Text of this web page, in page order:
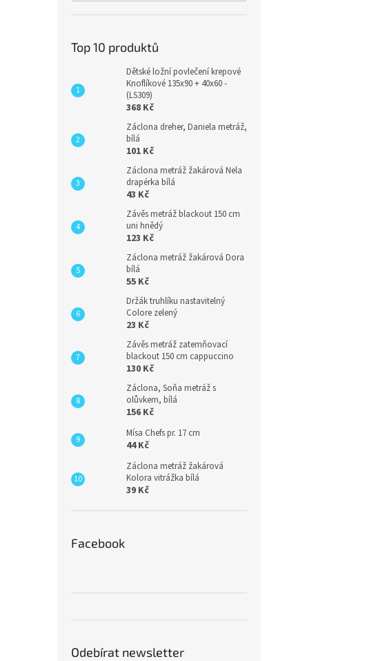
Top 10 produktů
Dětské ložní povlečení krepové
Knoflíkové 135x90 + 40x60 -
(LS309)
368 Kč
Záclona dreher, Daniela metráž,
bílá
101 Kč
Záclona metráž žakárová Nela
drapérka bílá
43 Kč
Závěs metráž blackout 150 cm
uni hnědý
123 Kč
Záclona metráž žakárová Dora
bílá
55 Kč
Držák truhlíku nastavitelný
Colore zelený
23 Kč
Závěs metráž zatemňovací
blackout 150 cm cappuccino
130 Kč
Záclona, Soňa metráž s
olůvkem, bílá
156 Kč
Mísa Chefs pr. 17 cm
44 Kč
Záclona metráž žakárová
Kolora vitrážka bílá
39 Kč
Facebook
Odebírat newsletter